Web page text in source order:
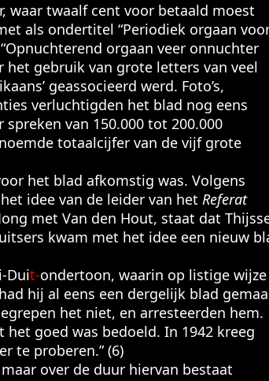
waar twaalf cent voor betaald moest
als ondertitel “Periodiek orgaan
orgaan veer onnuchter
het gebruik van grote letters van veel
geassocieerd werd. Foto’s,
verluchtigden het blad nog eens
van 150.000 tot 200.000
totaalcijfer van de vijf grote
het blad afkomstig was. Volgens
idee van de leider van het Referat
met Van den Hout, staat dat
kwam met het idee een nieuw
Duit-ondertoon, waarin op listige wijze
hij al eens een dergelijk blad
het niet, en arresteerden hem.
goed was bedoeld. In 1942 kreeg
te proberen.” (6)
over de duur hiervan bestaat